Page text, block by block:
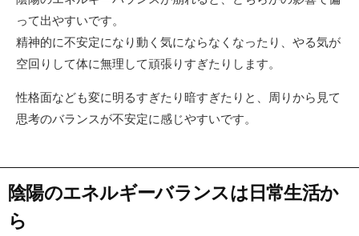
って出やすいです。
精神的に不安定になり動く気にならなくなったり、やる気が
空回りして体に無理して頑張りすぎたりします。
性格面なども変に明るすぎたり暗すぎたりと、周りから見て
思考のバランスが不安定に感じやすいです。
陰陽のエネルギーバランスは日常生活か
ら